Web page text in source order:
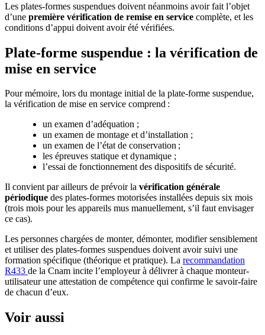
Les plates-formes suspendues doivent néanmoins avoir fait l’objet
d’une première vérification de remise en service complète, et les
conditions d’appui doivent avoir été vérifiées.
Plate-forme suspendue : la vérification de
mise en service
Pour mémoire, lors du montage initial de la plate-forme suspendue,
la vérification de mise en service comprend :
un examen d’adéquation ;
un examen de montage et d’installation ;
un examen de l’état de conservation ;
les épreuves statique et dynamique ;
l’essai de fonctionnement des dispositifs de sécurité.
Il convient par ailleurs de prévoir la vérification générale
périodique des plates-formes motorisées installées depuis six mois
(trois mois pour les appareils mus manuellement, s’il faut envisager
ce cas).
Les personnes chargées de monter, démonter, modifier sensiblement
et utiliser des plates-formes suspendues doivent avoir suivi une
formation spécifique (théorique et pratique). La recommandation
R433 de la Cnam incite l’employeur à délivrer à chaque monteur-
utilisateur une attestation de compétence qui confirme le savoir-faire
de chacun d’eux.
Voir aussi